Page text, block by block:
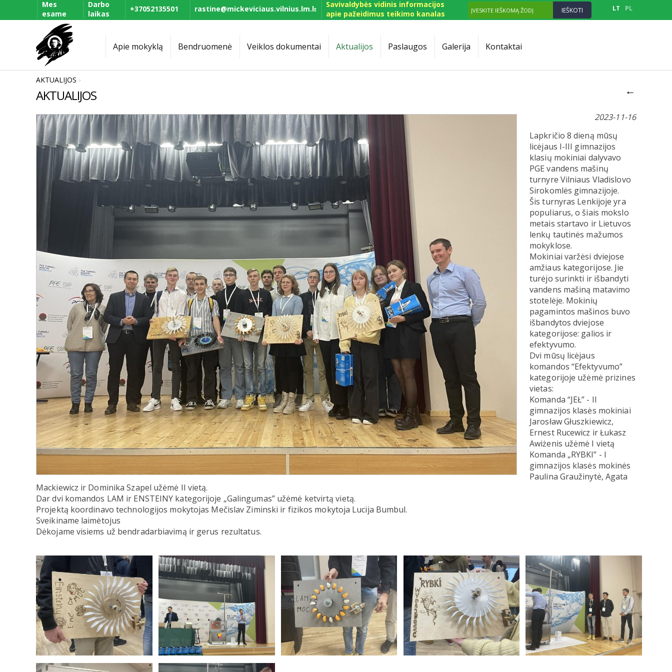
LT PL
Apie mokyklą Bendruomenė Veiklos dokumentai Aktualijos Paslaugos Galerija Kontaktai
Mes
esame
Darbo
laikas
+37052135501 rastine@mickeviciaus.vilnius.lm.lt
Savivaldybės vidinis informacijos
apie pažeidimus teikimo kanalas
AKTUALIJOS >
AKTUALIJOS ←
2023-11-16
Lapkričio 8 dieną mūsų
licėjaus I-III gimnazijos
klasių mokiniai dalyvavo
PGE vandens mašinų
turnyre Vilniaus Vladislovo
Sirokomlės gimnazijoje.
Šis turnyras Lenkijoje yra
populiarus, o šiais mokslo
metais startavo ir Lietuvos
lenkų tautinės mažumos
mokyklose.
Mokiniai varžėsi dviejose
amžiaus kategorijose. Jie
turėjo surinkti ir išbandyti
vandens mašiną matavimo
stotelėje. Mokinių
pagamintos mašinos buvo
išbandytos dviejose
kategorijose: galios ir
efektyvumo.
Dvi mūsų licėjaus
komandos “Efektyvumo”
kategorijoje užėmė prizines
vietas:
Komanda “JEŁ” - II
gimnazijos klasės mokiniai
Jarosław Głuszkiewicz,
Ernest Rucewicz ir Łukasz
Awiżenis užėmė I vietą
Komanda „RYBKI” - I
gimnazijos klasės mokinės
Paulina Graužinytė, Agata
Mackiewicz ir Dominika Szapel užėmė II vietą.
Dar dvi komandos LAM ir ENSTEINY kategorijoje „Galingumas” užėmė ketvirtą vietą.
Projektą koordinavo technologijos mokytojas Mečislav Ziminski ir fizikos mokytoja Lucija Bumbul.
Sveikiname laimėtojus
Dėkojame visiems už bendradarbiavimą ir gerus rezultatus.